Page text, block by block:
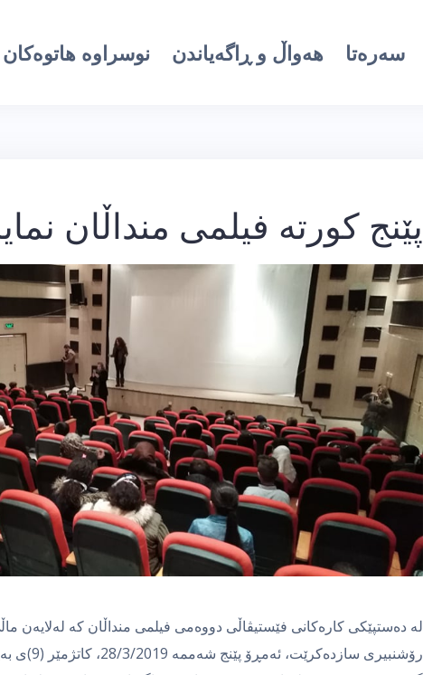
سەرەتا هەواڵ و ڕاگەیاندن نوسراوە هاتوەکان
پێنج كورتە فیلمی منداڵان
لە دەستپێكی كارەكانی فێستیڤاڵی دووەمی فیلمی منداڵان كە لەلایەن
رۆشنبیری